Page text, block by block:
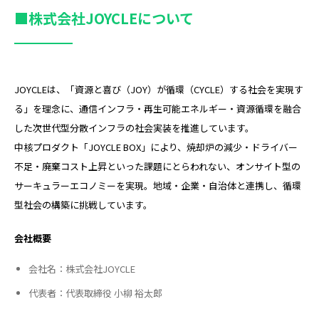
■株式会社JOYCLEについて
JOYCLEは、「資源と喜び（JOY）が循環（CYCLE）する社会を実現す
る」を理念に、通信インフラ・再生可能エネルギー・資源循環を融合
した次世代型分散インフラの社会実装を推進しています。
中核プロダクト「JOYCLE BOX」により、焼却炉の減少・ドライバー
不足・廃棄コスト上昇といった課題にとらわれない、オンサイト型の
サーキュラーエコノミーを実現。地域・企業・自治体と連携し、循環
型社会の構築に挑戦しています。
会社概要
会社名：株式会社JOYCLE
代表者：代表取締役 小柳 裕太郎